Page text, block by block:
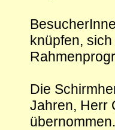
knüpfen,
Die
Jahren, Herr
übernommen.